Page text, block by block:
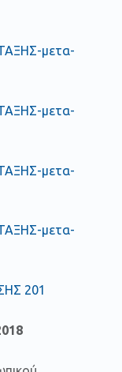
μετα-
μετα-
μετα-
μετα-
201